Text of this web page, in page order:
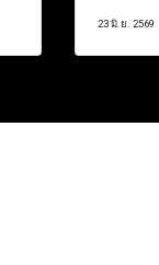
23 มิ.ย. 2569